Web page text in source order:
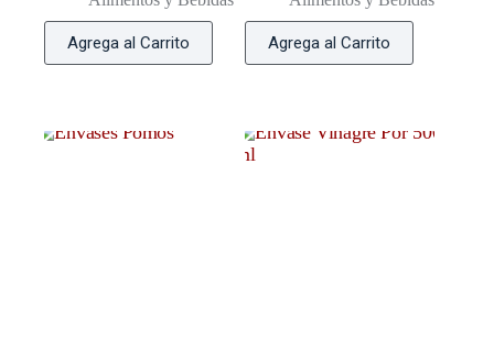
Agrega al Carrito Agrega al Carrito